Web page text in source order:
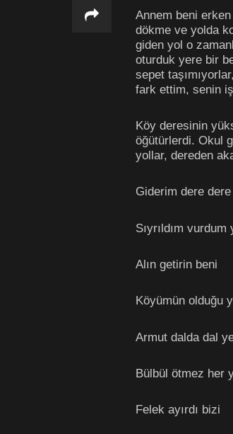
Annem beni
dökme ve yolda
giden yol o
oturduk yere bir
sepet
fark ettim, senin
Köy deresinin
öğütürlerdi. Okul
yollar, dereden
Giderim dere dere
Sıyrıldım vurdum
Alın getirin beni
Köyümün olduğu
Armut dalda dal
Bülbül ötmez her
Felek ayırdı bizi